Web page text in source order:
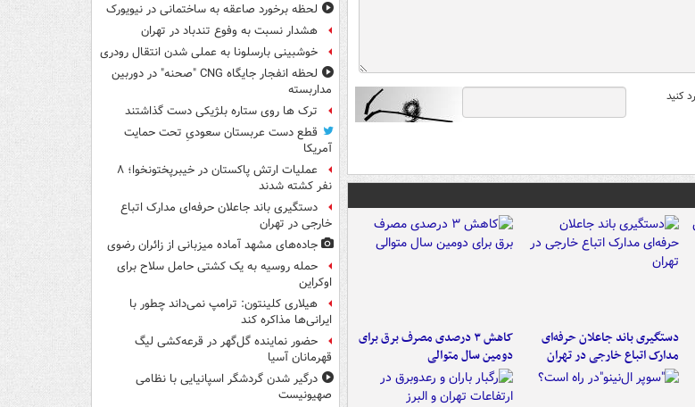
کنید
دستگیری باند جاعلان حرفه‌ای
مدارک اتباع خارجی در تهران
کاهش ۳ درصدی مصرف برق برای
دومین سال متوالی
لحظه برخورد صاعقه به ساختمانی در نیویورک
هشدار نسبت به وفوع تندباد در تهران
خوشبینی بارسلونا به عملی شدن انتقال رودری
لحظه انفجار جایگاه CNG "صحنه" در دوربین
مداربسته
ترک ها روی ستاره بلژیکی دست گذاشتند
قطع دست عربستان سعودیِ تحت حمایت
آمریکا
عملیات ارتش پاکستان در خیبرپختونخوا؛ ۸
نفر کشته شدند
دستگیری باند جاعلان حرفه‌ای مدارک اتباع
خارجی در تهران
جاده‌های مشهد آماده میزبانی از زائران رضوی
حمله روسیه به یک کشتی حامل سلاح برای
اوکراین
هیلاری کلینتون: ترامپ نمی‌داند چطور با
ایرانی‌ها مذاکره کند
حضور نماینده گل‌گهر در قرعه‌کشی لیگ
قهرمانان آسیا
درگیر شدن گردشگر اسپانیایی با نظامی
صهیونیست